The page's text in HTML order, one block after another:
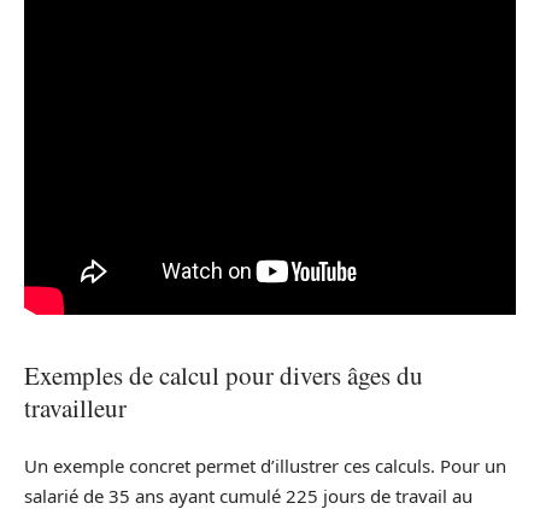
Exemples de calcul pour divers âges du
travailleur
Un exemple concret permet d’illustrer ces calculs. Pour un
salarié de 35 ans ayant cumulé 225 jours de travail au